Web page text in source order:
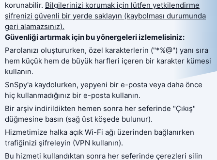
korunabilir. Bilgilerinizi korumak için lütfen yetkilendirme
şifrenizi güvenli bir yerde saklayın (kaybolması durumunda
geri alamazsınız).
Güvenliği artırmak için bu yönergeleri izlemelisiniz:
Parolanızı oluştururken, özel karakterlerin ("*%@") yanı sıra
hem küçük hem de büyük harfleri içeren bir karakter kümesi
kullanın.
SnSpy'a kaydolurken, yepyeni bir e-posta veya daha önce
hiç kullanmadığınız bir e-posta kullanın.
Bir arşiv indirildikten hemen sonra her seferinde "Çıkış"
düğmesine basın (sağ üst köşede bulunur).
Hizmetimize halka açık Wi-Fi ağı üzerinden bağlanırken
trafiğinizi şifreleyin (VPN kullanın).
Bu hizmeti kullandıktan sonra her seferinde çerezleri silin